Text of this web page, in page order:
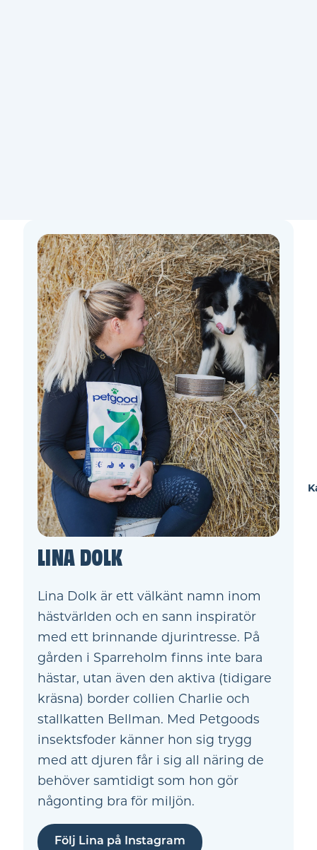
LINA DOLK
Lina Dolk är ett välkänt namn inom
hästvärlden och en sann inspiratör
med ett brinnande djurintresse. På
gården i Sparreholm finns inte bara
hästar, utan även den aktiva (tidigare
kräsna) border collien Charlie och
stallkatten Bellman. Med Petgoods
insektsfoder känner hon sig trygg
med att djuren får i sig all näring de
behöver samtidigt som hon gör
någonting bra för miljön.
Följ Lina på Instagram